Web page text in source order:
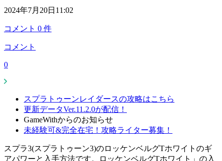
2024年7月20日11:02
コメント 0 件
コメント
0
スプラトゥーンレイダースの攻略はこちら
更新データVer.11.2.0が配信！
GameWithからのお知らせ
未経験可&完全在宅！攻略ライター募集！
スプラ3(スプラトゥーン3)のロッケンベルグTホワイトのギ
アパワーと入手方法です。ロッケンベルグTホワイト」の入